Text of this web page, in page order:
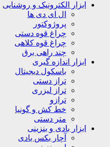
ابزار الکترونیک و روشنایی
ال ای دی ها
پروژوکتور
چراغ قوه دستی
چراغ قوه کلاهی
چند راهی برق
ابزار اندازه گیری
باسکول دیجیتال
تراز دستی
تراز لیزری
ترازو
خط کش و گونیا
متر دستی
ابزار بادی و بنزینی
آچار بکس بادی